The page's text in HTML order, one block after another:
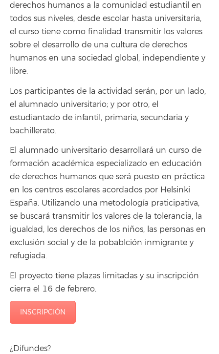
derechos humanos a la comunidad estudiantil en
todos sus niveles, desde escolar hasta universitaria,
el curso tiene como finalidad transmitir los valores
sobre el desarrollo de una cultura de derechos
humanos en una sociedad global, independiente y
libre.
Los participantes de la actividad serán, por un lado,
el alumnado universitario; y por otro, el
estudiantado de infantil, primaria, secundaria y
bachillerato.
El alumnado universitario desarrollará un curso de
formación académica especializado en educación
de derechos humanos que será puesto en práctica
en los centros escolares acordados por Helsinki
España. Utilizando una metodología praticipativa,
se buscará transmitir los valores de la tolerancia, la
igualdad, los derechos de los niños, las personas en
exclusión social y de la pobablción inmigrante y
refugiada.
El proyecto tiene plazas limitadas y su inscripción
cierra el 16 de febrero.
INSCRIPCIÓN
¿Difundes?